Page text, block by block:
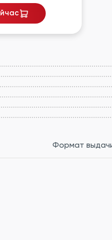
Формат